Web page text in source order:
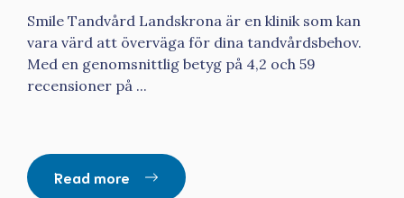
Smile Tandvård Landskrona är en klinik som kan
vara värd att överväga för dina tandvårdsbehov.
Med en genomsnittlig betyg på 4,2 och 59
recensioner på ...
Read more